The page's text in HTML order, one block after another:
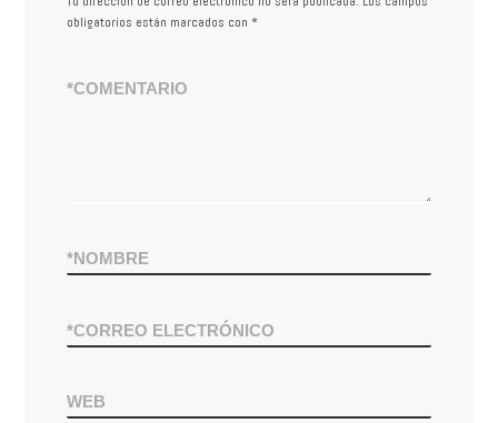
obligatorios están marcados con *
COMENTARIO
*
NOMBRE
*
CORREO ELECTRÓNICO
*
WEB